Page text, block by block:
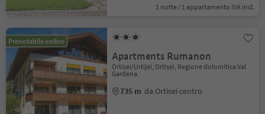
1 notte / 1 appartamento IVA incl.
Prenotabile online
Apartments Rumanon
Ortisei/Urtijëi, Ortisei, Regione dolomitica Val
Gardena
735 m da Ortisei centro